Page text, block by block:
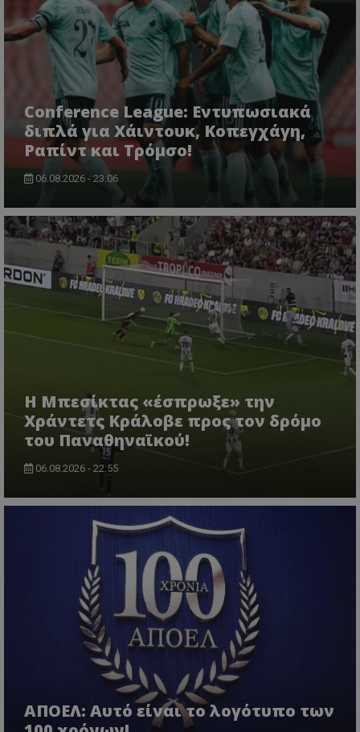
Conference League: Εντυπωσιακά
διπλά για Χάιντουκ, Κοπεγχάγη,
Ραπίντ και Τρόμσο!
06.08.2026 - 23:06
Η Μπεσίκτας «έσπρωξε» την
Χράντετς Κράλοβε προς τον δρόμο
του Παναθηναϊκού!
06.08.2026 - 22:55
ΑΠΟΕΛ: Αυτό είναι το λογότυπο των